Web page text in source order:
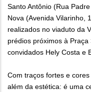
Santo Antônio (Rua
Nova (Avenida Vilarinho,
realizados no viaduto da
prédios próximos à
convidados Hely Costa e
Com traços fortes e
além da estética: é uma